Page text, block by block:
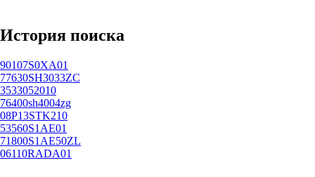
История поиска
90107S0XA01
77630SH3033ZC
3533052010
76400sh4004zg
08P13STK210
53560S1AE01
71800S1AE50ZL
06110RADA01